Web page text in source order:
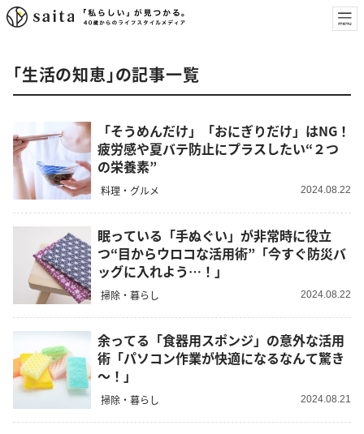
「生活の知恵」の記事一覧
「そうめんだけ」「おにぎりだけ」はNG！
疲労感や夏バテ防止にプラスしたい“２つ
の栄養素”
料理・グルメ 2024.08.22
眠っている「手ぬぐい」が非常時に役立
つ“目からウロコな活用術”「今すぐ防災バ
ッグに入れよう…！」
掃除・暮らし 2024.08.22
余ってる「食器用スポンジ」の意外な活用
術「パソコン作業が快適になるなんて驚き
～！」
掃除・暮らし 2024.08.21